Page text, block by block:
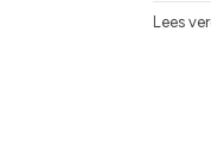
Lees